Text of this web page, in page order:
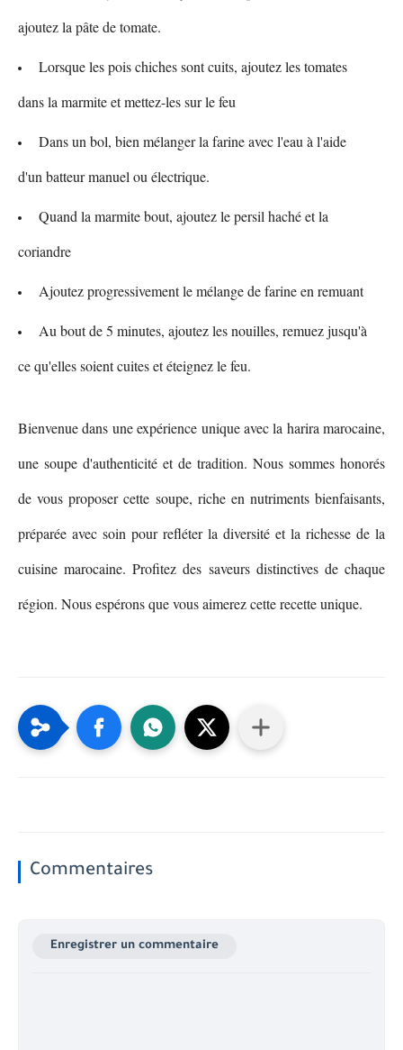
ajoutez la pâte de tomate.
Lorsque les pois chiches sont cuits, ajoutez les tomates
dans la marmite et mettez-les sur le feu
Dans un bol, bien mélanger la farine avec l'eau à l'aide
d'un batteur manuel ou électrique.
Quand la marmite bout, ajoutez le persil haché et la
coriandre
Ajoutez progressivement le mélange de farine en remuant
Au bout de 5 minutes, ajoutez les nouilles, remuez jusqu'à
ce qu'elles soient cuites et éteignez le feu.
Bienvenue dans une expérience unique avec la harira marocaine,
une soupe d'authenticité et de tradition. Nous sommes honorés
de vous proposer cette soupe, riche en nutriments bienfaisants,
préparée avec soin pour refléter la diversité et la richesse de la
cuisine marocaine. Profitez des saveurs distinctives de chaque
région. Nous espérons que vous aimerez cette recette unique.
Commentaires
Enregistrer un commentaire